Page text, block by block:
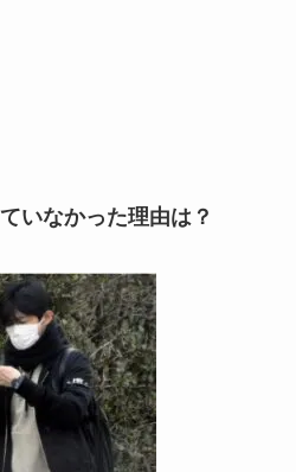
いなかった理由は？